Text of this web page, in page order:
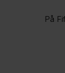
På